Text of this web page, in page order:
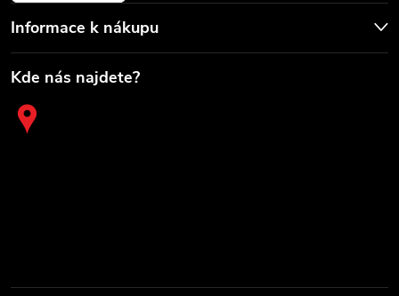
Informace k nákupu
Kde nás najdete?